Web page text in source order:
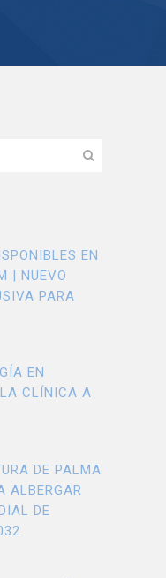
EN
| NUEVO
PARA
EN
CLÍNICA A
DE PALMA
ALBERGAR
DE